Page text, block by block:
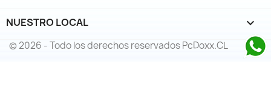
NUESTRO LOCAL keyboard_arrow_down
© 2026 - Todo los derechos reservados PcDoxx.CL